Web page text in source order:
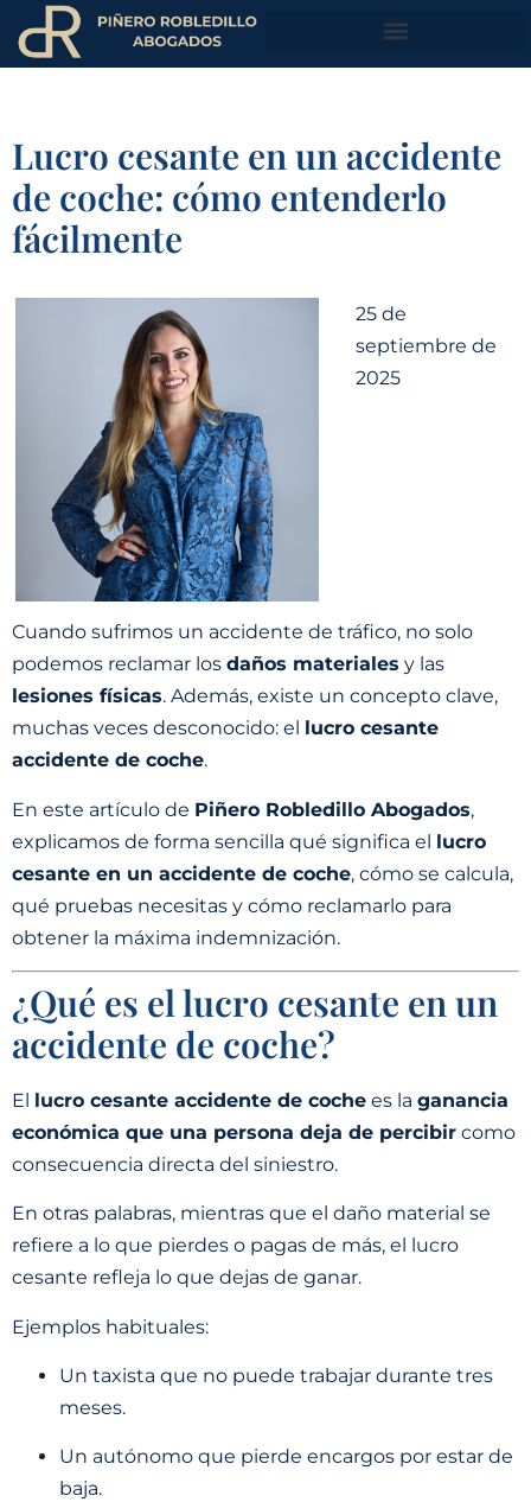
Lucro cesante en un accidente
de coche: cómo entenderlo
fácilmente
25 de
septiembre de
2025
Cuando sufrimos un accidente de tráfico, no solo
podemos reclamar los daños materiales y las
lesiones físicas. Además, existe un concepto clave,
muchas veces desconocido: el lucro cesante
accidente de coche.
En este artículo de Piñero Robledillo Abogados,
explicamos de forma sencilla qué significa el lucro
cesante en un accidente de coche, cómo se calcula,
qué pruebas necesitas y cómo reclamarlo para
obtener la máxima indemnización.
¿Qué es el lucro cesante en un
accidente de coche?
El lucro cesante accidente de coche es la ganancia
económica que una persona deja de percibir como
consecuencia directa del siniestro.
En otras palabras, mientras que el daño material se
refiere a lo que pierdes o pagas de más, el lucro
cesante refleja lo que dejas de ganar.
Ejemplos habituales:
Un taxista que no puede trabajar durante tres
meses.
Un autónomo que pierde encargos por estar de
baja.